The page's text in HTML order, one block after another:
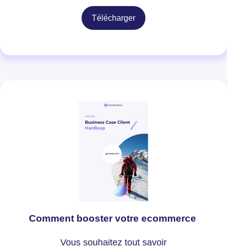
Télécharger
Comment booster votre ecommerce
Vous souhaitez tout savoir